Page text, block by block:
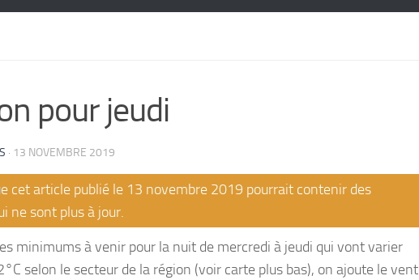
pour jeudi
· 13 NOVEMBRE 2019
cet article publié le 13 novembre 2019 pourrait contenir des
ne sont plus à jour.
minimums à venir pour la nuit de mercredi à jeudi qui vont varier
selon le secteur de la région (voir carte plus bas), on ajoute le vent